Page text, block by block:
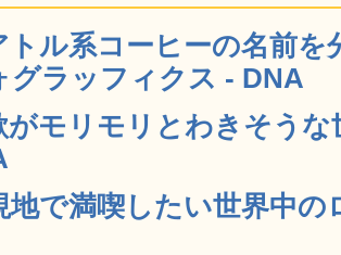
トル系コーヒーの名前を
グラッフィクス - DNA
がモリモリとわきそう
地で満喫したい世界中の